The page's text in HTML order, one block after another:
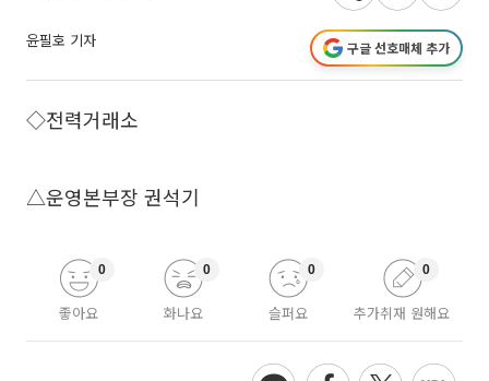
윤필호 기자 구글 선호매체 추가
◇전력거래소
△운영본부장 권석기
좋아요
0
화나요
0
슬퍼요
0
추가취재 원해요
0